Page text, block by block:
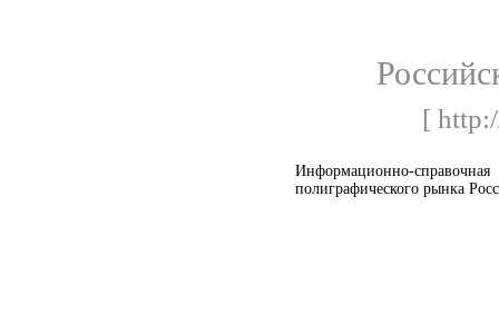
[
Информационно-
полиграфического рынка